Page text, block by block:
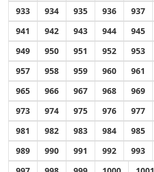
933
934 935 936 937
941
942 943 944 945
949
950 951 952 953
957
958 959 960 961
965
966 967 968 969
973
974 975 976 977
981
982 983 984 985
989
990 991 992 993